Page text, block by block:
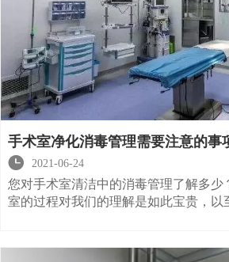
手术室净化消毒管理需要注意的事

2021-06-24
您对手术室清洁中的消毒管理了解多少
室的过程对我们的理解是如此宝贵，以
手术室对于所有医院都是必不可少的。